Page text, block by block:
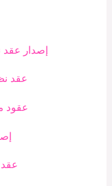
إصدار عقد
عقد
عقود
عقد